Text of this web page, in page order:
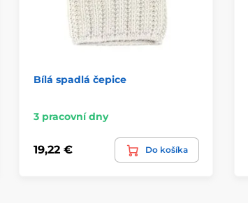
Bílá spadlá čepice
3 pracovní dny
19,22 € Do košíka